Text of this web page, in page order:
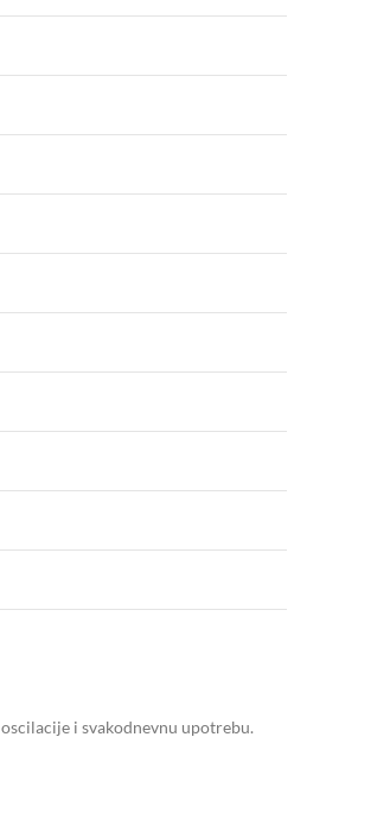
i svakodnevnu upotrebu.